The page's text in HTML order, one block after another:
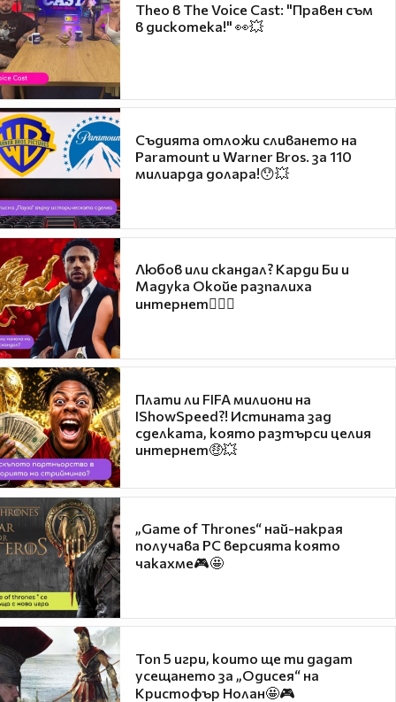
Theo в The Voice Cast: "Правен съм
в дискотека!" 👀💥
Съдията отложи сливането на
Paramount и Warner Bros. за 110
милиарда долара!😯💥
Любов или скандал? Карди Би и
Мадука Окойе разпалиха
интернет❤️‍🔥🔥
Плати ли FIFA милиони на
IShowSpeed?! Истината зад
сделката, която разтърси целия
интернет🤑💥
„Game of Thrones“ най-накрая
получава PC версията която
чакахме🎮🤩
Топ 5 игри, които ще ти дадат
усещането за „Одисея“ на
Кристофър Нолан🤩🎮